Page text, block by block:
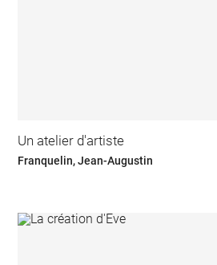
Un atelier d'artiste
Franquelin, Jean-Augustin